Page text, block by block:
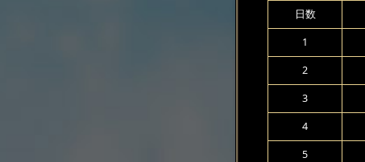
日数
1
2
3
4
5